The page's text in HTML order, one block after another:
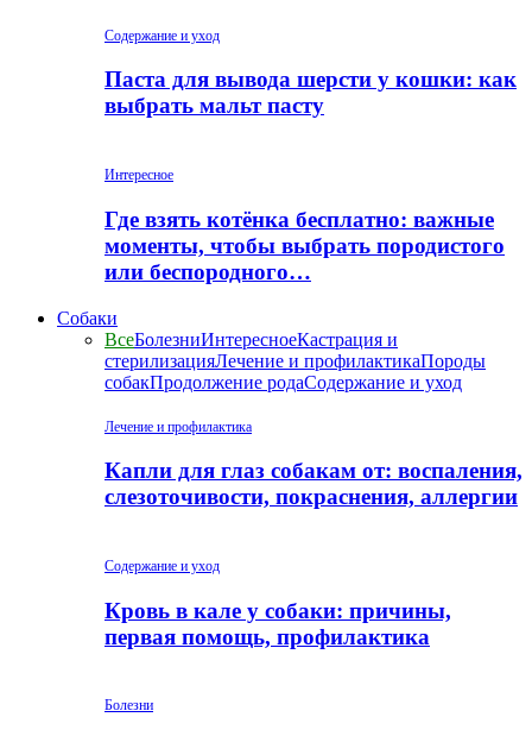
Содержание и уход
Паста для вывода шерсти у кошки: как
выбрать мальт пасту
Интересное
Где взять котёнка бесплатно: важные
моменты, чтобы выбрать породистого
или беспородного…
Собаки
ВсеБолезниИнтересноеКастрация и
стерилизацияЛечение и профилактикаПороды
собакПродолжение родаСодержание и уход
Лечение и профилактика
Капли для глаз собакам от: воспаления,
слезоточивости, покраснения, аллергии
Содержание и уход
Кровь в кале у собаки: причины,
первая помощь, профилактика
Болезни